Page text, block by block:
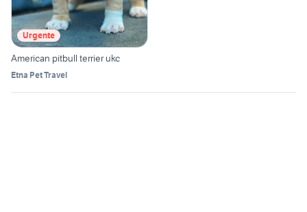
Urgente
American pitbull terrier ukc
Etna Pet Travel